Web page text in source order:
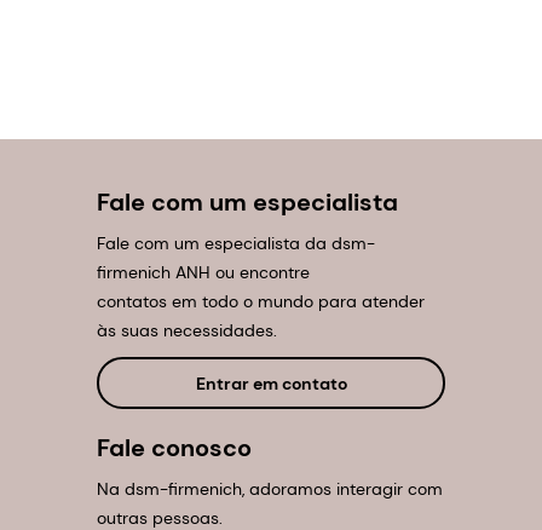
Fale com um especialista
Fale com um especialista da dsm-
firmenich ANH ou encontre
contatos em todo o mundo para atender
às suas necessidades.
Entrar em contato
Fale conosco
Na dsm-firmenich, adoramos interagir com
outras pessoas.